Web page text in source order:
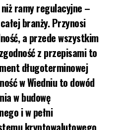
ramy regulacyjne –
branży. Przynosi
a przede wszystkim
z przepisami to
długoterminowej
w Wiedniu to dowód
w budowę
i w pełni